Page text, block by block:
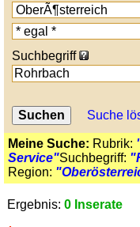
Suchbegriff
Suche
Meine Suche: Rubrik:
Service"Suchbegriff:
Region:
Ergebnis: 0 Inserate